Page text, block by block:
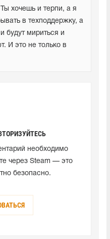
хочешь и терпи, а я
в техподдержку, а
будут мириться и
И это не только в
необходимо
через Steam — это
безопасно.